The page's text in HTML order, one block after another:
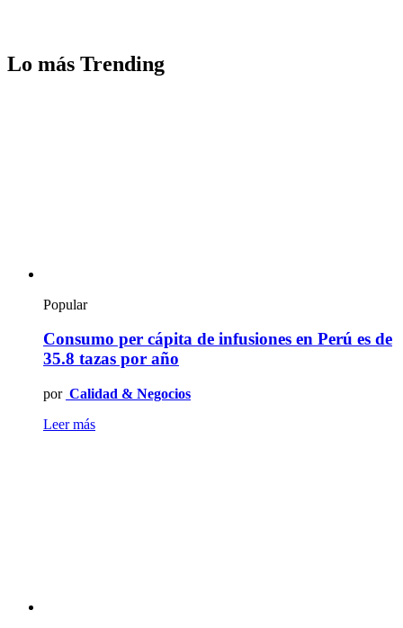
Lo más Trending
Popular
Consumo per cápita de infusiones en Perú es de
35.8 tazas por año
por Calidad & Negocios
Leer más